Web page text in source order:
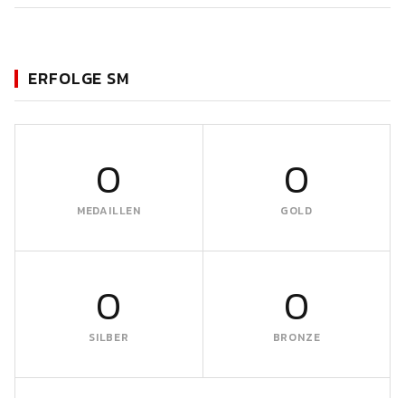
ERFOLGE SM
0
MEDAILLEN
0
GOLD
0
SILBER
0
BRONZE